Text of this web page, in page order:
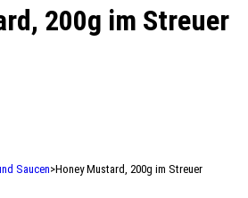
200g im Streuer
Saucen>Honey Mustard, 200g im Streuer